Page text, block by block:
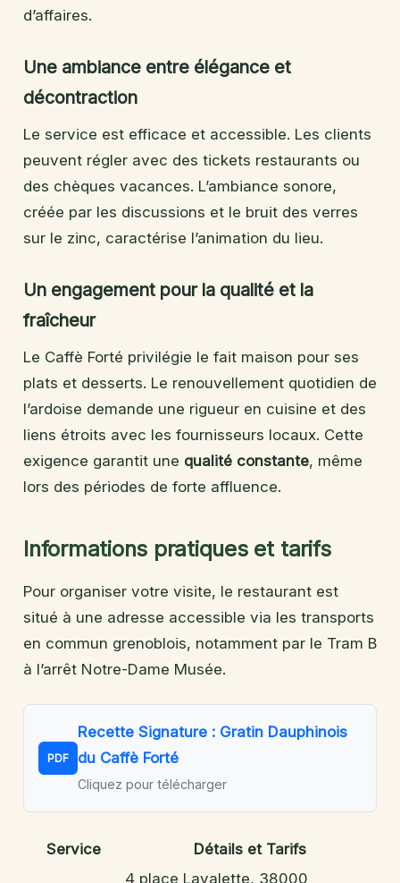
d’affaires.
Une ambiance entre élégance et
décontraction
Le service est efficace et accessible. Les clients
peuvent régler avec des tickets restaurants ou
des chèques vacances. L’ambiance sonore,
créée par les discussions et le bruit des verres
sur le zinc, caractérise l’animation du lieu.
Un engagement pour la qualité et la
fraîcheur
Le Caffè Forté privilégie le fait maison pour ses
plats et desserts. Le renouvellement quotidien de
l’ardoise demande une rigueur en cuisine et des
liens étroits avec les fournisseurs locaux. Cette
exigence garantit une qualité constante, même
lors des périodes de forte affluence.
Informations pratiques et tarifs
Pour organiser votre visite, le restaurant est
situé à une adresse accessible via les transports
en commun grenoblois, notamment par le Tram B
à l’arrêt Notre-Dame Musée.
PDF
Recette Signature : Gratin Dauphinois
du Caffè Forté
Cliquez pour télécharger
Service Détails et Tarifs
4 place Lavalette, 38000